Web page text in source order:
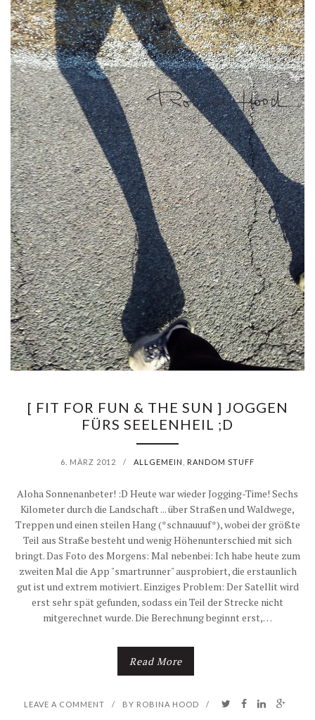
[ FIT FOR FUN & THE SUN ] JOGGEN
FÜRS SEELENHEIL ;D
6. MÄRZ 2012 / ALLGEMEIN RANDOM STUFF
Aloha Sonnenanbeter! :D Heute war wieder Jogging-Time! Sechs
Kilometer durch die Landschaft ... über Straßen und Waldwege,
Treppen und einen steilen Hang (*schnauuuf*), wobei der größte
Teil aus Straße besteht und wenig Höhenunterschied mit sich
bringt. Das Foto des Morgens: Mal nebenbei: Ich habe heute zum
zweiten Mal die App "smartrunner" ausprobiert, die erstaunlich
gut ist und extrem motiviert. Einziges Problem: Der Satellit wird
erst sehr spät gefunden, sodass ein Teil der Strecke nicht
mitgerechnet wurde. Die Berechnung beginnt erst,…
Read More
LEAVE A COMMENT / BY ROBINA HOOD /